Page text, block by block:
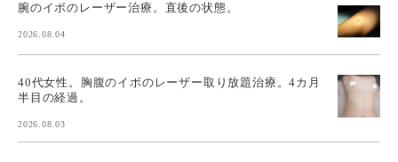
腕のイボのレーザー治療。直後の状態。
2026.08.04
40代女性。胸腹のイボのレーザー取り放題治療。4カ月
半目の経過。
2026.08.03